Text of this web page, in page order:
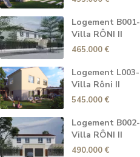
Logement B001-
Villa RÔNI II
465.000 €
Logement L003-
Villa Rôni II
545.000 €
Logement B002-
Villa RÔNI II
490.000 €